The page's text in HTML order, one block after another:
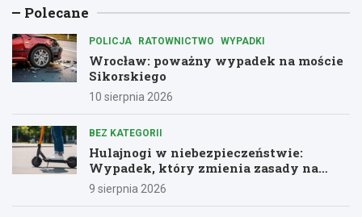
Polecane
POLICJA RATOWNICTWO WYPADKI
Wrocław: poważny wypadek na moście
Sikorskiego
10 sierpnia 2026
BEZ KATEGORII
Hulajnogi w niebezpieczeństwie:
Wypadek, który zmienia zasady na
drogach
9 sierpnia 2026